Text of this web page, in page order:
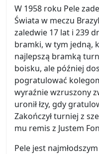
W 1958 roku Pele
Świata w meczu
zaledwie 17 lat i 239
bramki, w tym jedną,
najlepszą bramką
boisku, ale później
pogratulować
wyraźnie wzruszony
uronił łzy, gdy
Zakończył turniej z
mu remis z Justem
Pele jest